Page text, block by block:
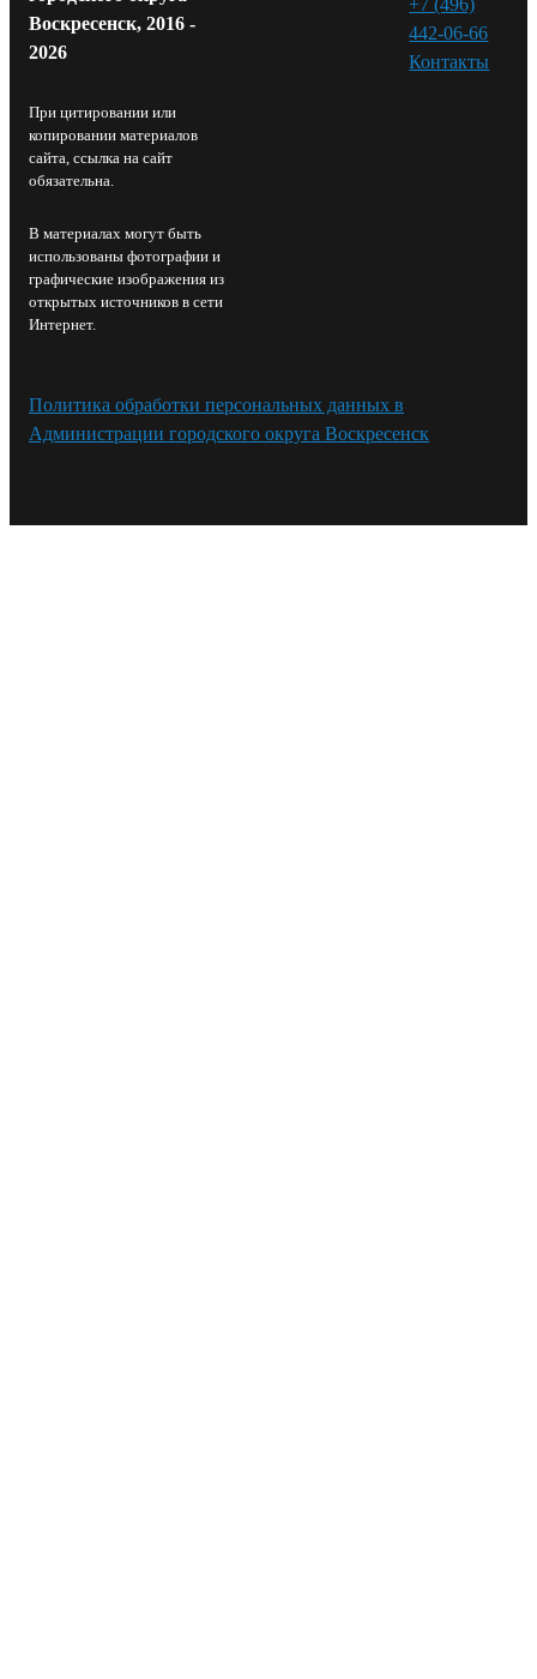
Воскресенск, 2016 -
2026
При цитировании или
копировании материалов
сайта, ссылка на сайт
обязательна.
В материалах могут быть
использованы фотографии и
графические изображения из
открытых источников в сети
Интернет.
442-06-66
Контакты⁠
Политика обработки персональных данных в
Администрации городского округа Воскресенск